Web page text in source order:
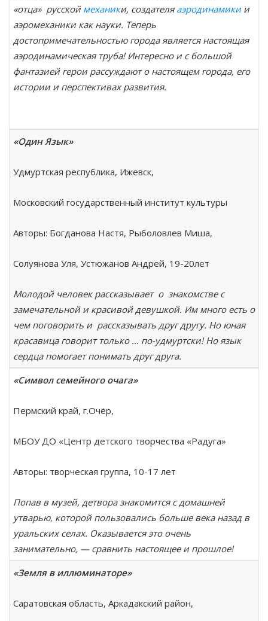
«отца» русской механики, создателя аэродинамикии
аэромеханики как науки. Теперь
достопримечательностью города является настоящая
аэродинамическая труба! Интересно и с большой
фантазией герои рассуждают о настоящем города, его
истории и перспективах развития.
«Один Язык»
Удмуртская республика, Ижевск,
Московский государственный институт культуры
Авторы: Богданова Настя, Рыболовлев Миша,
Солуянова Уля, Устюжанов Андрей, 19-20лет
Молодой человек рассказывает о знакомстве с
замечательной и красивой девушкой. Им много есть о
чем поговорить и рассказывать друг другу. Но юная
красавица говорит только … по-удмуртски! Но язык
сердца помогает понимать друг друга.
«Символ семейного очага»
Пермский край, г.Очёр,
МБОУ ДО «Центр детского творчества «Радуга»
Авторы: творческая группа, 10-17 лет
Попав в музей, детвора знакомится с домашней
утварью, которой пользовались больше века назад в
уральских селах. Оказывается это очень
занимательно, — сравнить настоящее и прошлое!
«Земля в иллюминаторе»
Саратовская область, Аркадакский район,